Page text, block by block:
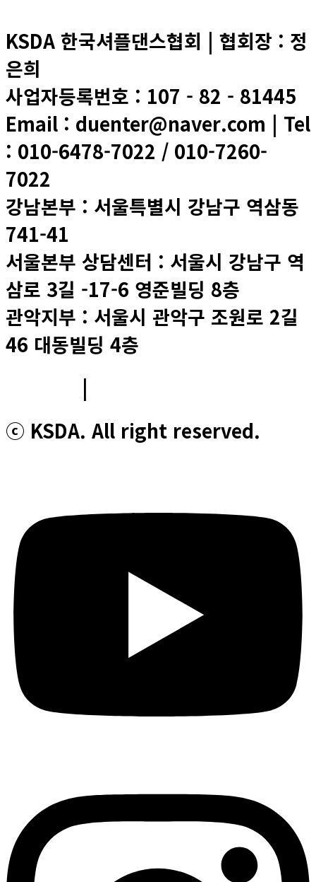
KSDA 한국셔플댄스협회 | 협회장 : 정
은희
사업자등록번호 : 107 - 82 - 81445
Email : duenter@naver.com | Tel
: 010-6478-7022 / 010-7260-
7022
강남본부 : 서울특별시 강남구 역삼동
741-41
서울본부 상담센터 : 서울시 강남구 역
삼로 3길 -17-6 영준빌딩 8층
관악지부 : 서울시 관악구 조원로 2길
46 대동빌딩 4층
|
ⓒ KSDA. All right reserved.